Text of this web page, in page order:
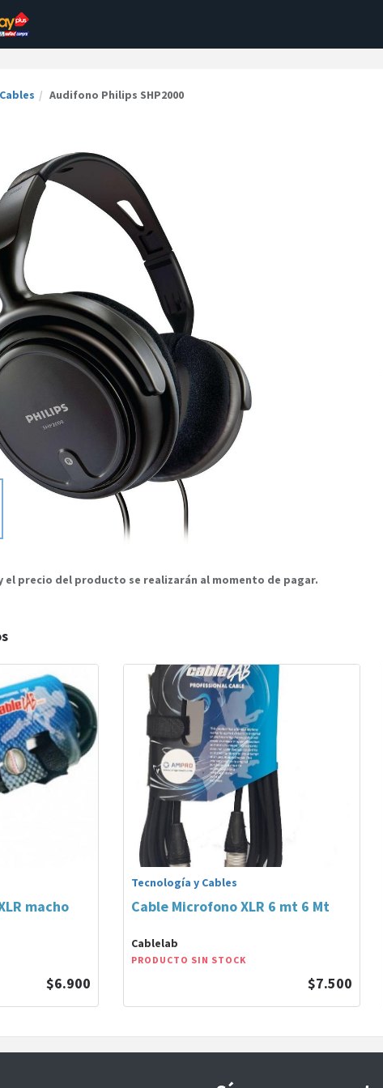
Audifono Philips SHP2000
el precio del producto se realizarán al momento de pagar.
macho
$6.900
Tecnología y Cables
Cable Microfono XLR 6 mt 6 Mt
Cablelab
PRODUCTO SIN STOCK
$7.500